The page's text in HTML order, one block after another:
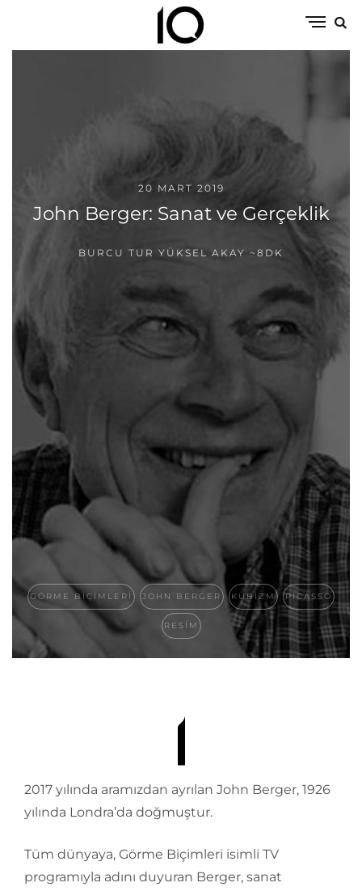
20 MART 2019
John Berger: Sanat ve Gerçeklik
BURCU TUR YÜKSEL AKAY ~8DK
GÖRME BIÇIMLERI JOHN BERGER KÜBIZM PICASSO
RESIM
2017 yılında aramızdan ayrılan John Berger, 1926
yılında Londra’da doğmuştur.
Tüm dünyaya, Görme Biçimleri isimli TV
programıyla adını duyuran Berger, sanat